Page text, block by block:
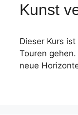
Kunst
Dieser Kurs
Touren
neue